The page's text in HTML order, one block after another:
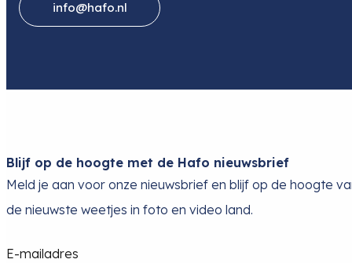
info@hafo.nl
Blijf op de hoogte met de Hafo nieuwsbrief
Meld je aan voor onze nieuwsbrief en blijf op de hoogte
de nieuwste weetjes in foto en video land.
E-mailadres